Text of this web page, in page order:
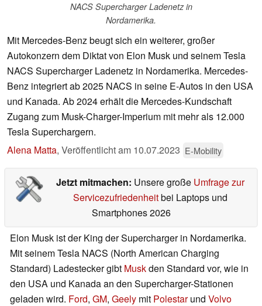
NACS Supercharger Ladenetz in
Nordamerika.
Mit Mercedes-Benz beugt sich ein weiterer, großer
Autokonzern dem Diktat von Elon Musk und seinem Tesla
NACS Supercharger Ladenetz in Nordamerika. Mercedes-
Benz integriert ab 2025 NACS in seine E-Autos in den USA
und Kanada. Ab 2024 erhält die Mercedes-Kundschaft
Zugang zum Musk-Charger-Imperium mit mehr als 12.000
Tesla Superchargern.
Alena Matta, Veröffentlicht am 10.07.2023 E-Mobility
Jetzt mitmachen: Unsere große Umfrage zur
Servicezufriedenheitbei Laptops und
Smartphones 2026
Elon Musk ist der King der Supercharger in Nordamerika.
Mit seinem Tesla NACS (North American Charging
Standard) Ladestecker gibt Muskden Standard vor, wie in
den USA und Kanada an den Supercharger-Stationen
geladen wird. Ford, GM, Geely mit Polestarund Volvo